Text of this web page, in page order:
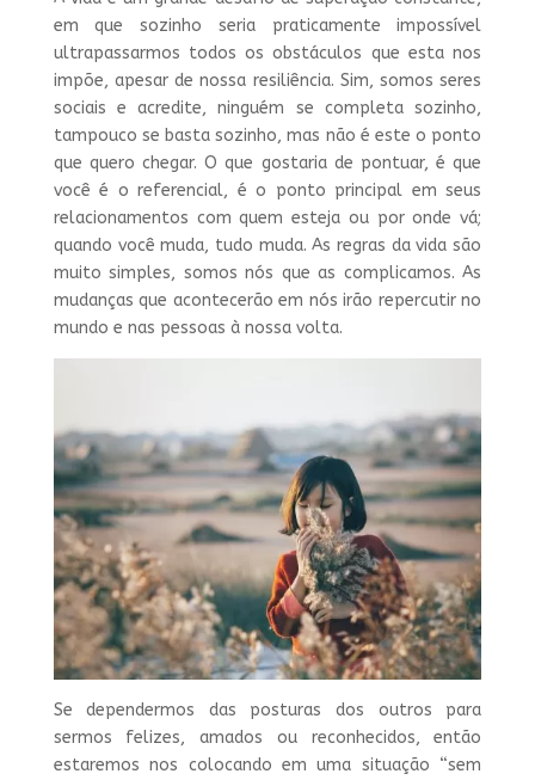
em que sozinho seria praticamente impossível
ultrapassarmos todos os obstáculos que esta nos
impõe, apesar de nossa resiliência. Sim, somos seres
sociais e acredite, ninguém se completa sozinho,
tampouco se basta sozinho, mas não é este o ponto
que quero chegar. O que gostaria de pontuar, é que
você é o referencial, é o ponto principal em seus
relacionamentos com quem esteja ou por onde vá;
quando você muda, tudo muda. As regras da vida são
muito simples, somos nós que as complicamos. As
mudanças que acontecerão em nós irão repercutir no
mundo e nas pessoas à nossa volta.
Se dependermos das posturas dos outros para
sermos felizes, amados ou reconhecidos, então
estaremos nos colocando em uma situação “sem